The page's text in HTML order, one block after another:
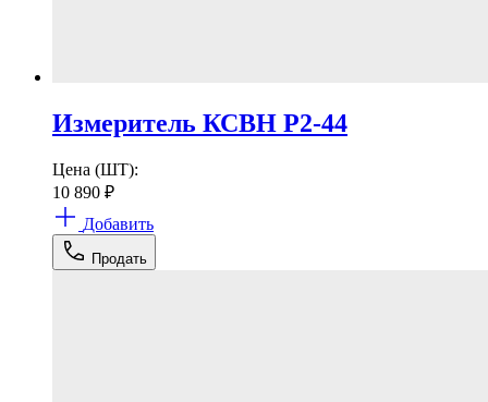
Измеритель КСВН Р2-44
Цена (ШТ):
10 890 ₽
Добавить
Продать